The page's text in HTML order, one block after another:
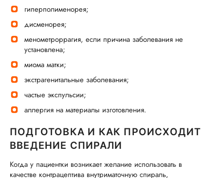
гиперполименорея;
дисменорея;
менометроррагия, если причина заболевания не
установлена;
миома матки;
экстрагенитальные заболевания;
частые экспульсии;
аллергия на материалы изготовления.
ПОДГОТОВКА И КАК ПРОИСХОДИТ
ВВЕДЕНИЕ СПИРАЛИ
Когда у пациентки возникает желание использовать в
качестве контрацептива внутриматочную спираль,